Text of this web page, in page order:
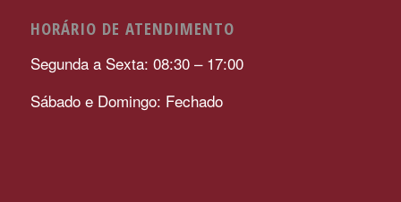
HORÁRIO DE ATENDIMENTO
Segunda a Sexta: 08:30 – 17:00
Sábado e Domingo: Fechado